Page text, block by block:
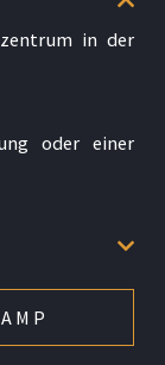
in der
oder einer